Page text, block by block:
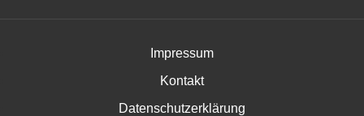
Impressum
Kontakt
Datenschutzerklärung